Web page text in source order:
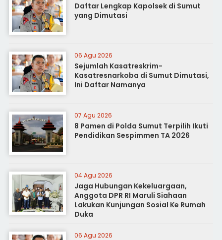
Daftar Lengkap Kapolsek di Sumut
yang Dimutasi
06 Agu 2026
Sejumlah Kasatreskrim-
Kasatresnarkoba di Sumut Dimutasi,
Ini Daftar Namanya
07 Agu 2026
8 Pamen di Polda Sumut Terpilih Ikuti
Pendidikan Sespimmen TA 2026
04 Agu 2026
Jaga Hubungan Kekeluargaan,
Anggota DPR RI Maruli Siahaan
Lakukan Kunjungan Sosial Ke Rumah
Duka
06 Agu 2026